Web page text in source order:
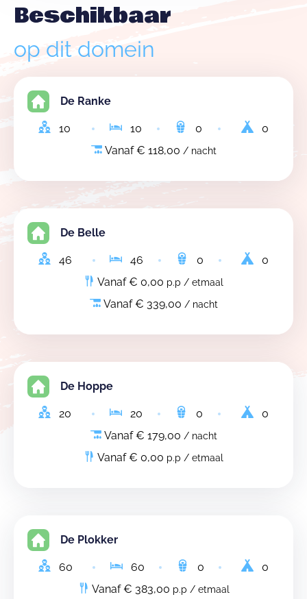
Beschikbaar
op dit domein
De Ranke
10 10 0
0
Vanaf € 118,00 / nacht
De Belle
46 46 0
0
Vanaf € 0,00 p.p / etmaal
Vanaf € 339,00 / nacht
De Hoppe
20 20 0
0
Vanaf € 179,00 / nacht
Vanaf € 0,00 p.p / etmaal
De Plokker
60 60 0
0
Vanaf € 383,00 p.p / etmaal